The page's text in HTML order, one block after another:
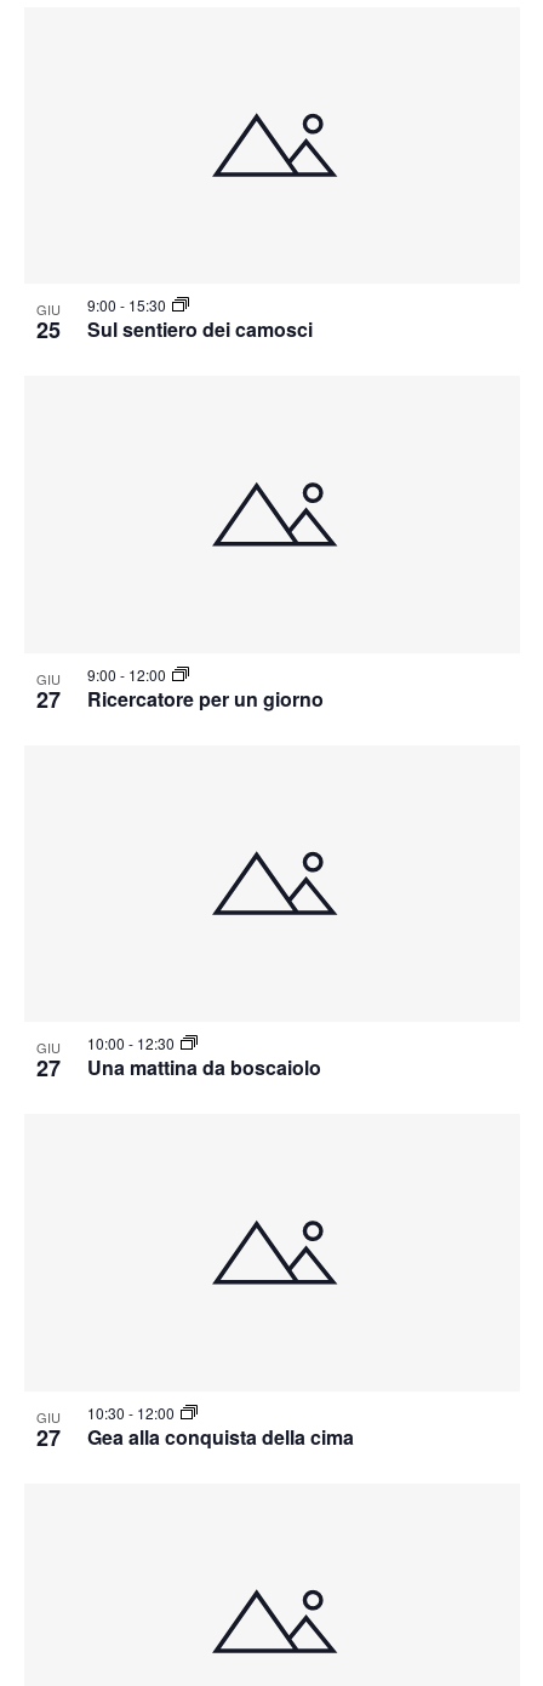
GIU
25 Sul sentiero dei camosci
9:00 - 15:30
GIU
27 Ricercatore per un giorno
9:00 - 12:00
GIU
27 Una mattina da boscaiolo
10:00 - 12:30
GIU
27 Gea alla conquista della cima
10:30 - 12:00